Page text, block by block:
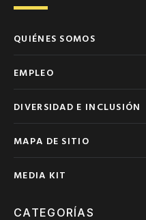
QUIÉNES SOMOS
EMPLEO
DIVERSIDAD E INCLUSIÓN
MAPA DE SITIO
MEDIA KIT
CATEGORÍAS